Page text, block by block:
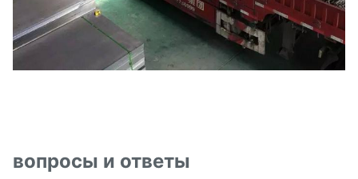
вопросы и ответы